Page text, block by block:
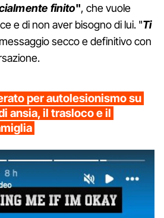
finito", che vuole
e di non aver bisogno di lui. "Ti
secco e definitivo con
per autolesionismo su
ansia, il trasloco e il